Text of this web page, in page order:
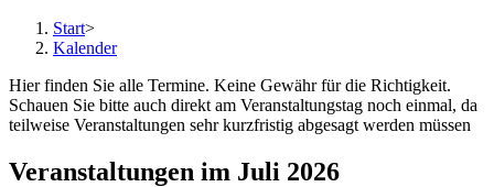
Start>
Kalender
Hier finden Sie alle Termine. Keine Gewähr für die Richtigkeit.
Schauen Sie bitte auch direkt am Veranstaltungstag noch einmal, da
teilweise Veranstaltungen sehr kurzfristig abgesagt werden müssen
Veranstaltungen im Juli 2026